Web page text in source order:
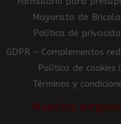
Mayorista de
Política de
GDPR – Complementos
Política de cookies
Términos y
Nuestra